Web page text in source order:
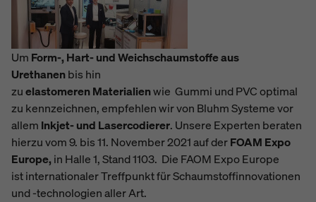
Um Form-, Hart- und Weichschaumstoffe aus
Urethanenbis hin
zuelastomerenMaterialienwie Gummi und PVC optimal
zu kennzeichnen,empfehlen wirvon Bluhm Systeme vor
allem Inkjet- und Lasercodierer. Unsere Experten beraten
hierzu vom9. bis 11. November 2021 auf derFOAM Expo
Europe, in Halle 1, Stand 1103. Die FAOM Expo Europe
istinternationaler Treffpunkt für Schaumstoffinnovationen
und -technologien aller Art.